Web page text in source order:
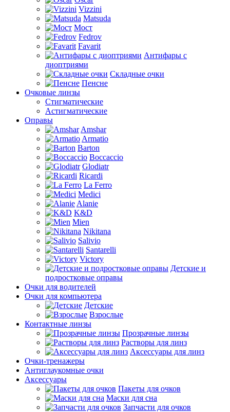
Vizzini
Matsuda
Мост
Fedrov
Favarit
Антифары с
диоптриями
Складные очки
Пенсне
Очковые линзы
Стигматические
Астигматические
Оправы
Amshar
Armatio
Barton
Boccaccio
Glodiatr
Ricardi
La Ferro
Medici
Alanie
K&D
Mien
Nikitana
Salivio
Santarelli
Victory
Детские и
подростковые оправы
Очки для водителей
Очки для компьютера
Детские
Взрослые
Контактные линзы
Прозрачные линзы
Растворы для линз
Аксессуары для линз
Очки-тренажеры
Антиглаукомные очки
Аксессуары
Пакеты для очков
Маски для сна
Запчасти для очков